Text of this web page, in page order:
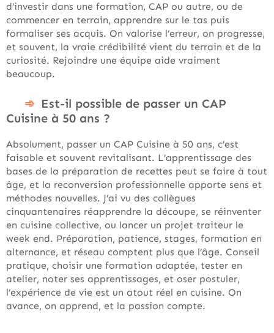
d’investir dans une formation, CAP ou autre, ou de
commencer en terrain, apprendre sur le tas puis
formaliser ses acquis. On valorise l’erreur, on progresse,
et souvent, la vraie crédibilité vient du terrain et de la
curiosité. Rejoindre une équipe aide vraiment
beaucoup.
Est-il possible de passer un CAP
Cuisine à 50 ans ?
Absolument, passer un CAP Cuisine à 50 ans, c’est
faisable et souvent revitalisant. L’apprentissage des
bases de la préparation de recettes peut se faire à tout
âge, et la reconversion professionnelle apporte sens et
méthodes nouvelles. J’ai vu des collègues
cinquantenaires réapprendre la découpe, se réinventer
en cuisine collective, ou lancer un projet traiteur le
week end. Préparation, patience, stages, formation en
alternance, et réseau comptent plus que l’âge. Conseil
pratique, choisir une formation adaptée, tester en
atelier, noter ses apprentissages, et oser postuler,
l’expérience de vie est un atout réel en cuisine. On
avance, on apprend, et la passion compte.